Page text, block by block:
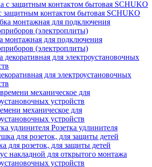
защитным контактом бытовая SCHUKO
монтажная для подключения
(электроплиты)
для электроустановочных
механическое для
устройств
Розетка удлинителя
для розеток, для защиты детей